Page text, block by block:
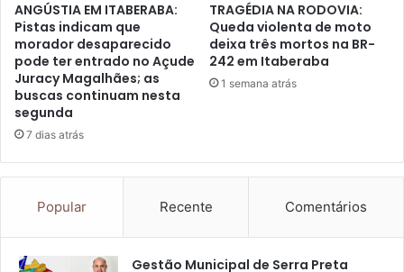
ANGÚSTIA EM ITABERABA:
Pistas indicam que
morador desaparecido
pode ter entrado no Açude
Juracy Magalhães; as
buscas continuam nesta
segunda
7 dias atrás
TRAGÉDIA NA RODOVIA:
Queda violenta de moto
deixa três mortos na BR-
242 em Itaberaba
1 semana atrás
Popular Recente Comentários
Gestão Municipal de Serra Preta